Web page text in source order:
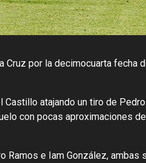
Cruz por la decimocuarta fecha
Castillo atajando un tiro de
con pocas aproximaciones
Ramos e Iam González, ambas